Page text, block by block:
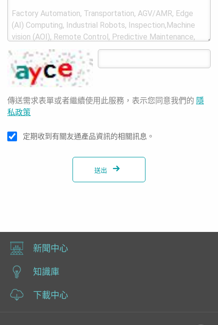
傳送需求表單或者繼續使用此服務，表示您同意我們的 隱
私政策
定期收到有關友通產品資訊的相關訊息。
送出
新聞中心
知識庫
下載中心